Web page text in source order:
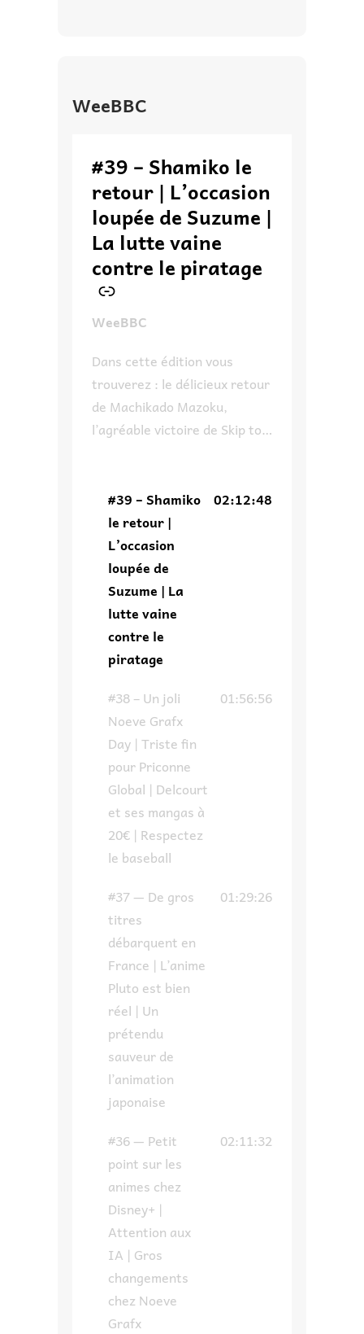
WeeBBC
#39 – Shamiko le
retour | L’occasion
loupée de Suzume |
La lutte vaine
contre le piratage
–
WeeBBC
Dans cette édition vous
trouverez : le délicieux retour
de Machikado Mazoku,
l’agréable victoire de Skip to
recommandera pas un des
invités de Japan Expo,
comment Suzume aurait pu
avoir une autre tournure et
enfin on parle du piratage ce
fléau de l’industrie qui fait
dire un […]
#39 – Shamiko
le retour |
L’occasion
loupée de
Suzume | La
lutte vaine
contre le
piratage
02:12:48
#38 – Un joli
Noeve Grafx
Day | Triste fin
pour Priconne
Global | Delcourt
et ses mangas à
20€ | Respectez
le baseball
01:56:56
#37 — De gros
titres
débarquent en
France | L’anime
Pluto est bien
réel | Un
prétendu
sauveur de
l’animation
japonaise
01:29:26
#36 — Petit
point sur les
animes chez
Disney+ |
Attention aux
IA | Gros
changements
chez Noeve
Grafx
02:11:32